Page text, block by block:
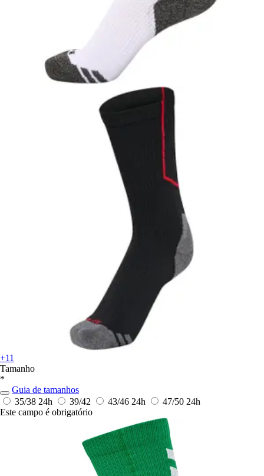
+11
Tamanho
*
Guia de tamanhos
35/38 24h 39/42 43/46 24h 47/50 24h
Este campo é obrigatório